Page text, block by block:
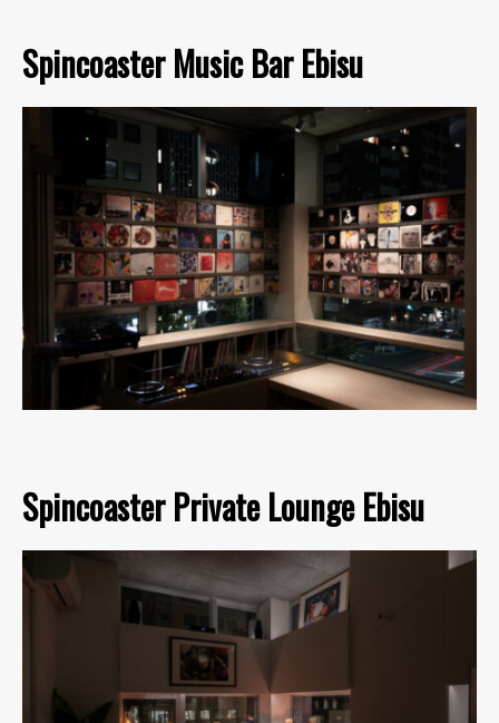
Spincoaster Music Bar Ebisu
Spincoaster Private Lounge Ebisu